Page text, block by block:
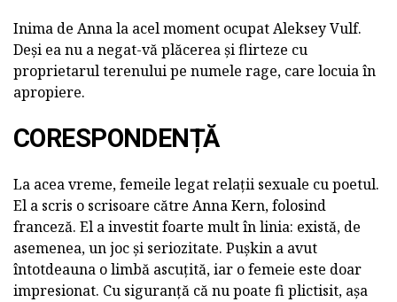
Inima de Anna la acel moment ocupat Aleksey Vulf.
Deși ea nu a negat-vă plăcerea și flirteze cu
proprietarul terenului pe numele rage, care locuia în
apropiere.
CORESPONDENȚĂ
La acea vreme, femeile legat relații sexuale cu poetul.
El a scris o scrisoare către Anna Kern, folosind
franceză. El a investit foarte mult în linia: există, de
asemenea, un joc și seriozitate. Pușkin a avut
întotdeauna o limbă ascuțită, iar o femeie este doar
impresionat. Cu siguranță că nu poate fi plictisit, așa